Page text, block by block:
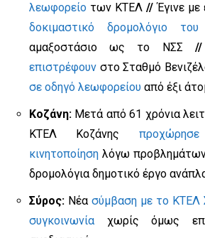
λεωφορείο των ΚΤΕΛ // Έγινε με
δοκιμαστικό δρομολόγιο
αμαξοστάσιο ως το ΝΣΣ //
επιστρέφουν στο Σταθμό
σε οδηγό λεωφορείου από έξι
Κοζάνη: Μετά από 61 χρόνια
ΚΤΕΛ Κοζάνης
κινητοποίηση λόγω
δρομολόγια δημοτικό έργο
Σύρος: Νέα σύμβαση με το ΚΤΕΛ
συγκοινωνία χωρίς όμως